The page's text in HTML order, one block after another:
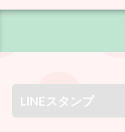
LINEスタンプ